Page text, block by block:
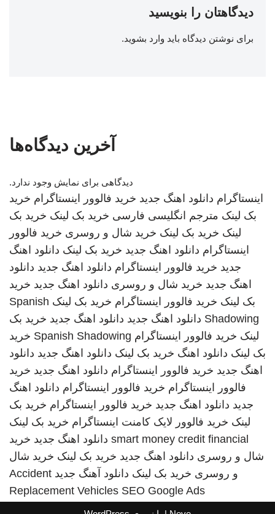
دیدگاهتان را بنویسید
برای نوشتن دیدگاه باید وارد بشوید.
آخرین دیدگاه‌ها
دیدگاهی برای نمایش وجود ندارد.
اینستاگرام دانلود اهنگ جدید خرید فالوور اینستاگرام خرید
بک لینک مترجم انگلیسی فارسی خرید بک لینک خرید بک
لینک خرید بک لینک خرید شال و روسری خرید فالوور
اینستاگرام دانلود اهنگ جدید خرید بک لینک دانلود اهنگ
جدید خرید فالوور اینستاگرام دانلود اهنگ جدید دانلود
اهنگ جدید خرید شال و روسری دانلود اهنگ جدید خرید
بک لینک خرید فالوور اینستاگرام خرید بک لینک Spanish
Shadowing دانلود اهنگ جدید دانلود اهنگ جدید خرید بک
لینک خرید فالوور اینستاگرام Spanish Shadowing خرید
بک لینک دانلود اهنگ خرید بک لینک دانلود اهنگ جدید دانلود
اهنگ جدید خرید فالوور اینستاگرام دانلود اهنگ جدید خرید
فالوور اینستاگرام خرید فالوور اینستاگرام دانلود اهنگ
جدید دانلود اهنگ جدید خرید فالوور اینستاگرام خرید بک
لینک خرید فالوور لایک کامنت اینستاگرام خرید بک لینک
smart money credit financial دانلود اهنگ جدید خرید
شال و روسری دانلود اهنگ جدید خرید بک لینک خرید شال
و روسری خرید بک لینک دانلود آهنگ جدید Accident
Replacement Vehicles SEO Google Ads